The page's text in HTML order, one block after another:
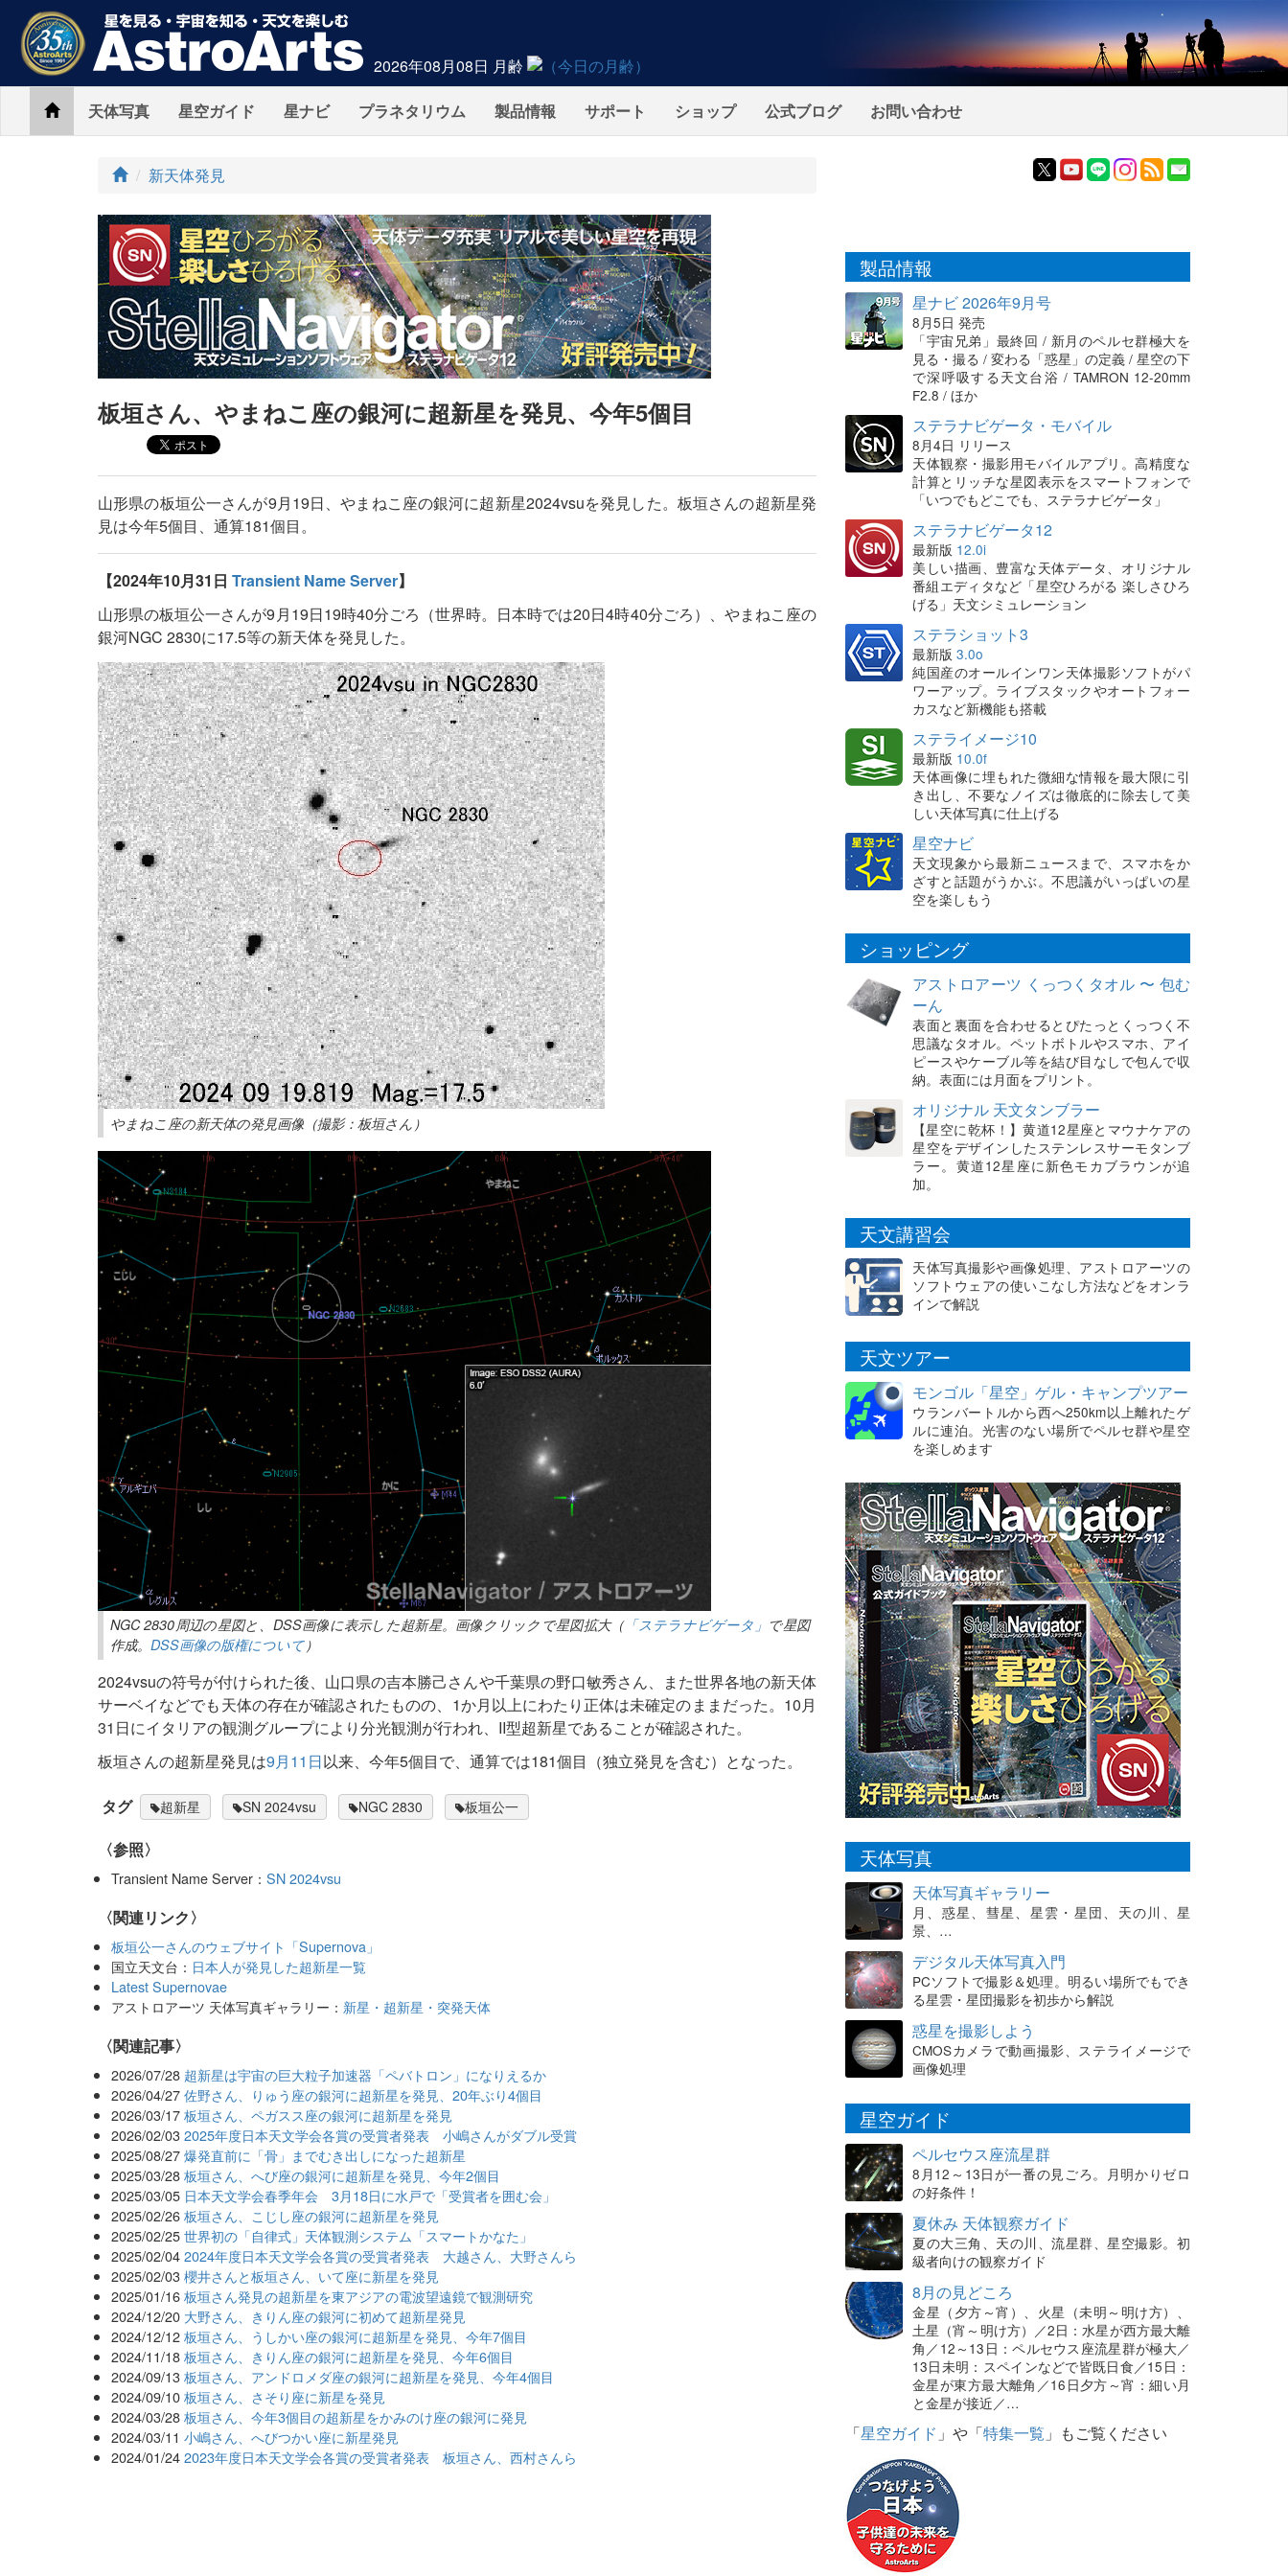
2026年08月08日 月齢
Home天体写真 星空ガイド 星ナビ プラネタリウム 製品情報 サポート ショップ 公式ブログ お問い合わせ
ト
プ
新天体発見
板垣さん、やまねこ座の銀河に超新星を発見、今年5個目
山形県の板垣公一さんが9月19日、やまねこ座の銀河に超新星2024vsuを発見した。板垣さんの超新星発
見は今年5個目、通算181個目。
【2024年10月31日 Transient Name Server】
山形県の板垣公一さんが9月19日19時40分ごろ（世界時。日本時では20日4時40分ごろ）、やまねこ座の
銀河NGC 2830に17.5等の新天体を発見した。
やまねこ座の新天体の発見画像（撮影：板垣さん）
NGC 2830周辺の星図と、DSS画像に表示した超新星。画像クリックで星図拡大（「ステラナビゲータ」 で星図
作成。DSS画像の版権について）
2024vsuの符号が付けられた後、山口県の吉本勝己さんや千葉県の野口敏秀さん、また世界各地の新天体
サーベイなどでも天体の存在が確認されたものの、1か月以上にわたり正体は未確定のままだった。10月
31日にイタリアの観測グループにより分光観測が行われ、II型超新星であることが確認された。
板垣さんの超新星発見は9月11日以来、今年5個目で、通算では181個目（独立発見を含む）となった。
タグ 超新星 SN 2024vsu NGC 2830 板垣公一
〈参照〉
Transient Name Server：SN 2024vsu
〈関連リンク〉
板垣公一さんのウェブサイト「Supernova」
国立天文台： 日本人が発見した超新星一覧
Latest Supernovae
アストロアーツ 天体写真ギャラリー： 新星・超新星・突発天体
関連記事
2026/07/28 超新星は宇宙の巨大粒子加速器「ペバトロン」になりえるか
2026/04/27 佐野さん、りゅう座の銀河に超新星を発見、20年ぶり4個目
2026/03/17 板垣さん、ペガスス座の銀河に超新星を発見
2026/02/03 2025年度日本天文学会各賞の受賞者発表 小嶋さんがダブル受賞
2025/08/27 爆発直前に「骨」までむき出しになった超新星
2025/03/28 板垣さん、へび座の銀河に超新星を発見、今年2個目
2025/03/05 日本天文学会春季年会 3月18日に水戸で「受賞者を囲む会」
2025/02/26 板垣さん、こじし座の銀河に超新星を発見
2025/02/25 世界初の「自律式」天体観測システム「スマートかなた」
2025/02/04 2024年度日本天文学会各賞の受賞者発表 大越さん、大野さんら
2025/02/03 櫻井さんと板垣さん、いて座に新星を発見
2025/01/16 板垣さん発見の超新星を東アジアの電波望遠鏡で観測研究
2024/12/20 大野さん、きりん座の銀河に初めて超新星発見
2024/12/12 板垣さん、うしかい座の銀河に超新星を発見、今年7個目
2024/11/18 板垣さん、きりん座の銀河に超新星を発見、今年6個目
2024/09/13 板垣さん、アンドロメダ座の銀河に超新星を発見、今年4個目
2024/09/10 板垣さん、さそり座に新星を発見
2024/03/28 板垣さん、今年3個目の超新星をかみのけ座の銀河に発見
2024/03/11 小嶋さん、へびつかい座に新星発見
2024/01/24 2023年度日本天文学会各賞の受賞者発表 板垣さん、西村さんら
製品情報
星ナビ 2026年9月号
8月5日 発売
「宇宙兄弟」最終回 / 新月のペルセ群極大を
見る・撮る / 変わる「惑星」の定義 / 星空の下
で深呼吸する天文台浴 / TAMRON 12-20mm
F2.8 / ほか
ステラナビゲータ・モバイル
8月4日 リリース
天体観察・撮影用モバイルアプリ。高精度な
計算とリッチな星図表示をスマートフォンで
「いつでもどこでも、ステラナビゲータ」
ステラナビゲータ12
最新版 12.0i
美しい描画、豊富な天体データ、オリジナル
番組エディタなど「星空ひろがる 楽しさひろ
げる」天文シミュレーション
ステラショット3
最新版 3.0o
純国産のオールインワン天体撮影ソフトがパ
ワーアップ。ライブスタックやオートフォー
カスなど新機能も搭載
ステライメージ10
最新版 10.0f
天体画像に埋もれた微細な情報を最大限に引
き出し、不要なノイズは徹底的に除去して美
しい天体写真に仕上げる
星空ナビ
天文現象から最新ニュースまで、スマホをか
ざすと話題がうかぶ。不思議がいっぱいの星
空を楽しもう
ショッピング
アストロアーツ くっつくタオル 〜 包む
ーん
表面と裏面を合わせるとぴたっとくっつく不
思議なタオル。ペットボトルやスマホ、アイ
ピースやケーブル等を結び目なしで包んで収
納。表面には月面をプリント。
オリジナル 天文タンブラー
【星空に乾杯！】黄道12星座とマウナケアの
星空をデザインしたステンレスサーモタンブ
ラー。黄道12星座に新色モカブラウンが追
加。
天文講習会
天体写真撮影や画像処理、アストロアーツの
ソフトウェアの使いこなし方法などをオンラ
インで解説
天文ツアー
モンゴル「星空」ゲル・キャンプツアー
ウランバートルから西へ250km以上離れたゲ
ルに連泊。光害のない場所でペルセ群や星空
を楽しめます
天体写真
天体写真ギャラリー
月、惑星、彗星、星雲・星団、天の川、星
景、…
デジタル天体写真入門
PCソフトで撮影＆処理。明るい場所でもでき
る星雲・星団撮影を初歩から解説
惑星を撮影しよう
CMOSカメラで動画撮影、ステライメージで
画像処理
星空ガイド
ペルセウス座流星群
8月12～13日が一番の見ごろ。月明かりゼロ
の好条件！
夏休み 天体観察ガイド
夏の大三角、天の川、流星群、星空撮影。初
級者向けの観察ガイド
8月の見どころ
金星（夕方～宵）、火星（未明～明け方）、
土星（宵～明け方）／2日：水星が西方最大離
角／12～13日：ペルセウス座流星群が極大／
13日未明：スペインなどで皆既日食／15日：
金星が東方最大離角／16日夕方～宵：細い月
と金星が接近／…
「星空ガイド 」や「特集一覧 」もご覧ください